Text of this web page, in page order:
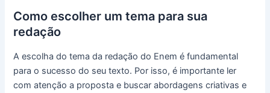
Como escolher um tema para sua
redação
A escolha do tema da redação do Enem é fundamental
para o sucesso do seu texto. Por isso, é importante ler
com atenção a proposta e buscar abordagens criativas e